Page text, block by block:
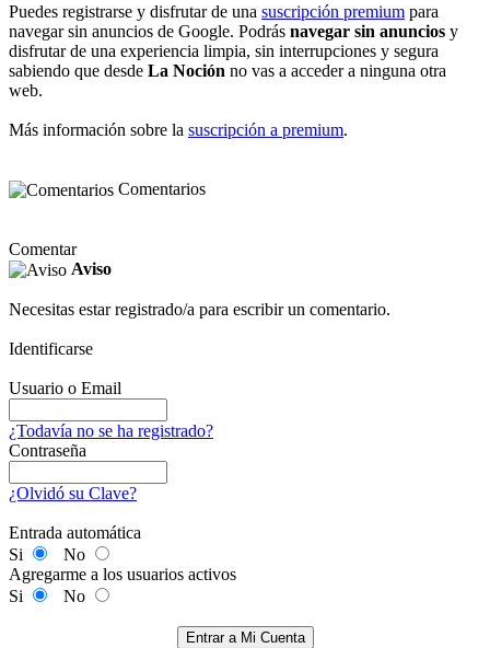
Puedes registrarse y disfrutar de una suscripción premium para
navegar sin anuncios de Google. Podrás navegar sin anuncios y
disfrutar de una experiencia limpia, sin interrupciones y segura
sabiendo que desde La Noción no vas a acceder a ninguna otra
web.
Más información sobre la suscripción a premium.
Comentarios
Comentar
Aviso
Necesitas estar registrado/a para escribir un comentario.
Identificarse
Usuario o Email
¿Todavía no se ha registrado?
Contraseña
¿Olvidó su Clave?
Entrada automática
Si
No
Agregarme a los usuarios activos
Si
No
Entrar a Mi Cuenta